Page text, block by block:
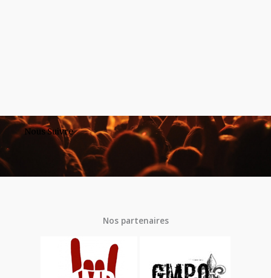
Nous Suivre
Nos partenaires